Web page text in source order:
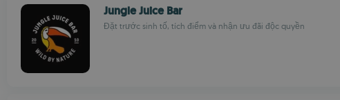
Jungle Juice Bar
Đặt trước sinh tố, tích điểm và nhận ưu đãi độc quyền